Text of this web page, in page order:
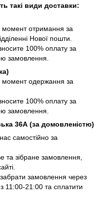
такі види доставки:
момент отримання за
Нової пошти.
100% оплату за
замовлення.
момент одержання за
100% оплату за
замовлення.
36А (за домовленістю)
самостійно за
та зібране замовлення,
замовлення через
11:00-21:00 та сплатити